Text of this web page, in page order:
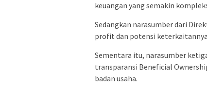
keuangan yang semakin
Sedangkan narasumber dari
profit dan potensi
Sementara itu, narasumber
transparansi Beneficial
badan usaha.